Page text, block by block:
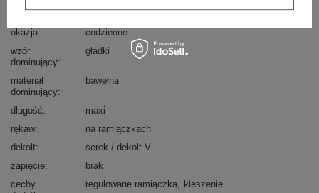
styl
casual
okazja
codzienne
wzór
dominujący
gładki
materiał
dominujący
bawełna
długość
maxi
rękaw
na ramiączkach
dekolt
serek / dekolt V
zapięcie
brak
cechy
regulowane ramiączka kieszenie